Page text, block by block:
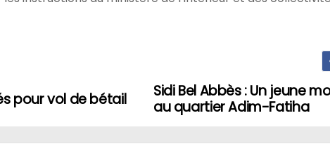
Sidi Bel Abbès : Un jeune
au quartier Adim-Fatiha
pour vol de bétail